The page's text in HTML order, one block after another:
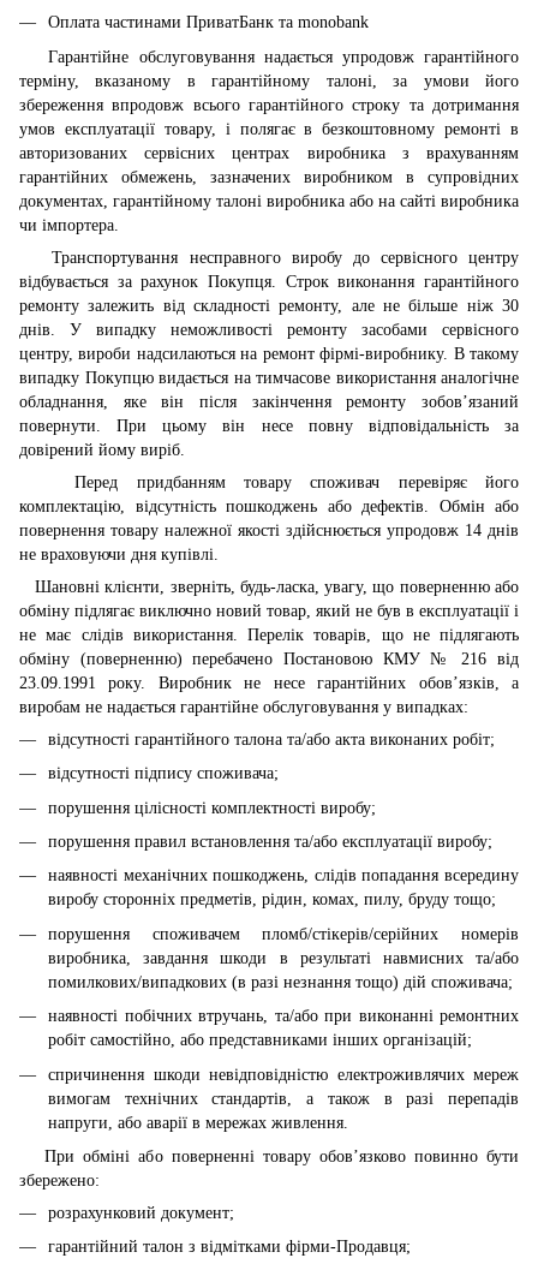
Оплата частинами ПриватБанк та monobank
Гарантійне обслуговування надається упродовж гарантійного
терміну, вказаному в гарантійному талоні, за умови його
збереження впродовж всього гарантійного строку та дотримання
умов експлуатації товару, і полягає в безкоштовному ремонті в
авторизованих сервісних центрах виробника з врахуванням
гарантійних обмежень, зазначених виробником в супровідних
документах, гарантійному талоні виробника або на сайті виробника
чи імпортера.
Транспортування несправного виробу до сервісного центру
відбувається за рахунок Покупця. Строк виконання гарантійного
ремонту залежить від складності ремонту, але не більше ніж 30
днів. У випадку неможливості ремонту засобами сервісного
центру, вироби надсилаються на ремонт фірмі-виробнику. В такому
випадку Покупцю видається на тимчасове використання аналогічне
обладнання, яке він після закінчення ремонту зобов’язаний
повернути. При цьому він несе повну відповідальність за
довірений йому виріб.
Перед придбанням товару споживач перевіряє його
комплектацію, відсутність пошкоджень або дефектів. Обмін або
повернення товару належної якості здійснюється упродовж 14 днів
не враховуючи дня купівлі.
Шановні клієнти, зверніть, будь-ласка, увагу, що поверненню або
обміну підлягає виключно новий товар, який не був в експлуатації і
не має слідів використання. Перелік товарів, що не підлягають
обміну (поверненню) перебачено Постановою КМУ № 216 від
23.09.1991 року. Виробник не несе гарантійних обов’язків, а
виробам не надається гарантійне обслуговування у випадках:
відсутності гарантійного талона та/або акта виконаних робіт;
відсутності підпису споживача;
порушення цілісності комплектності виробу;
порушення правил встановлення та/або експлуатації виробу;
наявності механічних пошкоджень, слідів попадання всередину
виробу сторонніх предметів, рідин, комах, пилу, бруду тощо;
порушення споживачем пломб/стікерів/серійних номерів
виробника, завдання шкоди в результаті навмисних та/або
помилкових/випадкових (в разі незнання тощо) дій споживача;
наявності побічних втручань, та/або при виконанні ремонтних
робіт самостійно, або представниками інших організацій;
спричинення шкоди невідповідністю електроживлячих мереж
вимогам технічних стандартів, а також в разі перепадів
напруги, або аварії в мережах живлення.
При обміні або поверненні товару обов’язково повинно бути
збережено:
розрахунковий документ;
гарантійний талон з відмітками фірми-Продавця;